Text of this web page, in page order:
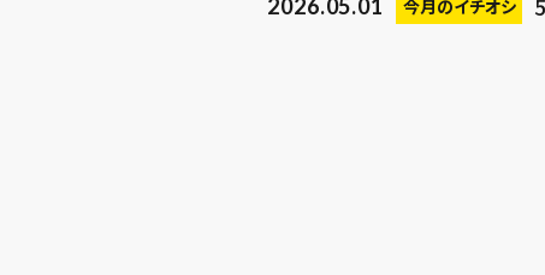
2026.05.01 今月のイチオシ